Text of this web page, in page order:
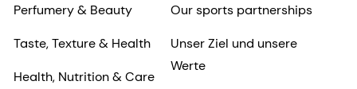
Perfumery & Beauty
Taste, Texture & Health
Health, Nutrition & Care
Our sports partnerships
Unser Ziel und unsere
Werte